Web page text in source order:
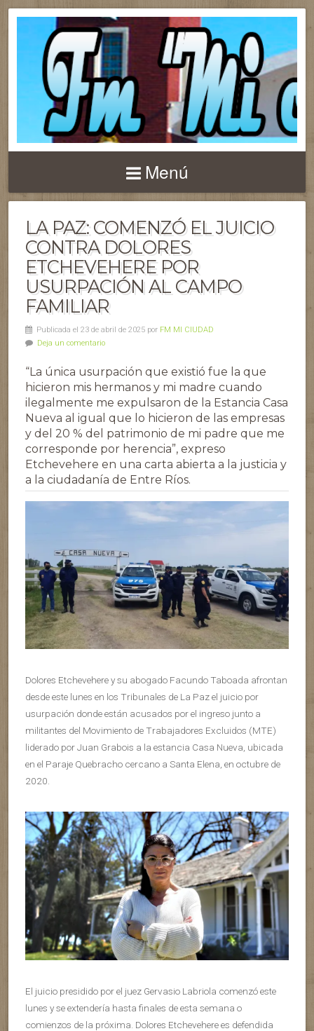
Menú
LA PAZ: COMENZÓ EL JUICIO
CONTRA DOLORES
ETCHEVEHERE POR
USURPACIÓN AL CAMPO
FAMILIAR
Publicada el 23 de abril de 2025 por FM MI CIUDAD
Deja un comentario
“La única usurpación que existió fue la que
hicieron mis hermanos y mi madre cuando
ilegalmente me expulsaron de la Estancia Casa
Nueva al igual que lo hicieron de las empresas
y del 20 % del patrimonio de mi padre que me
corresponde por herencia”, expreso
Etchevehere en una carta abierta a la justicia y
a la ciudadanía de Entre Ríos.
Dolores Etchevehere y su abogado Facundo Taboada afrontan
desde este lunes en los Tribunales de La Paz el juicio por
usurpación donde están acusados por el ingreso junto a
militantes del Movimiento de Trabajadores Excluidos (MTE)
liderado por Juan Grabois a la estancia Casa Nueva, ubicada
en el Paraje Quebracho cercano a Santa Elena, en octubre de
2020.
El juicio presidido por el juez Gervasio Labriola comenzó este
lunes y se extendería hasta finales de esta semana o
comienzos de la próxima. Dolores Etchevehere es defendida